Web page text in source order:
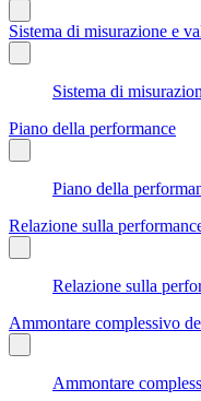
Sistema di misurazione e
Sistema di
Piano della performance
Piano della
Relazione sulla
Relazione sulla
Ammontare complessivo
Ammontare